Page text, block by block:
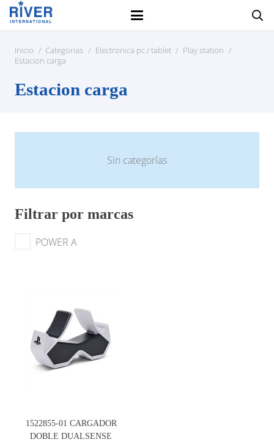
Inicio / Categorias / Electronica pc / tablet / Play station /
Estacion carga
Estacion carga
Sin categorías
Filtrar por marcas
POWER A
1522855-01 CARGADOR
DOBLE DUALSENSE